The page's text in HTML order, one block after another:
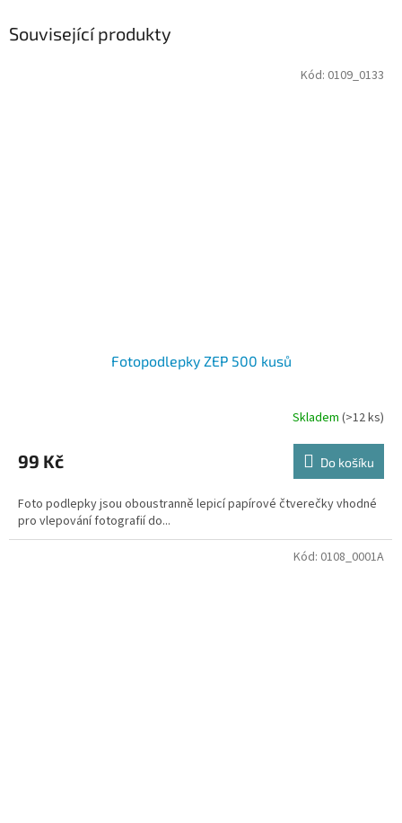
Související produkty
Fotopodlepky ZEP 500 kusů
Skladem (>12 ks)
99 Kč Do košíku
Foto podlepky jsou oboustranně lepicí papírové čtverečky vhodné
pro vlepování fotografií do...
Kód: 0109_0133
Kód: 0108_0001A